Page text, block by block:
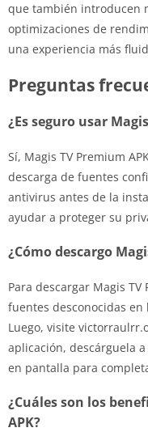
que también introducen
optimizaciones de
una experiencia más
Preguntas
¿Es seguro usar
Sí, Magis TV Premium
descarga de fuentes
antivirus antes de la
ayudar a proteger su
¿Cómo descargo
Para descargar Magis
fuentes desconocidas
Luego, visite
aplicación, descárguela
en pantalla para
¿Cuáles son los
APK?